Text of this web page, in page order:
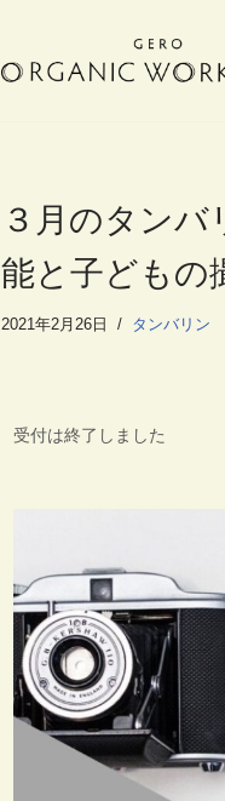
３月のタン
能と子どもの
2021年2月26日 タンバリン
受付は終了しました